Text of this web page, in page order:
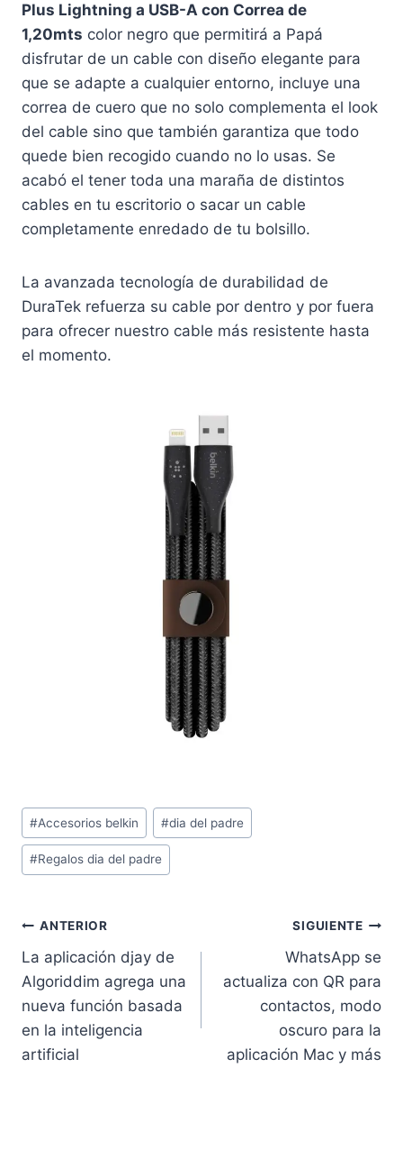
Plus Lightning a USB-A con Correa de
1,20mts color negro que permitirá a Papá
disfrutar de un cable con diseño elegante para
que se adapte a cualquier entorno, incluye una
correa de cuero que no solo complementa el look
del cable sino que también garantiza que todo
quede bien recogido cuando no lo usas. Se
acabó el tener toda una maraña de distintos
cables en tu escritorio o sacar un cable
completamente enredado de tu bolsillo.
La avanzada tecnología de durabilidad de
DuraTek refuerza su cable por dentro y por fuera
para ofrecer nuestro cable más resistente hasta
el momento.
Etiquetas
de
la
#Accesorios belkin #dia del padre
#Regalos dia del padre
Navegación
de
entradas
ANTERIOR
La aplicación djay de
Algoriddim agrega una
nueva función basada
en la inteligencia
artificial
SIGUIENTE
WhatsApp se
actualiza con QR para
contactos, modo
oscuro para la
aplicación Mac y más